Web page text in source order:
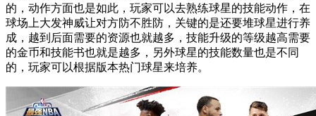
的，动作方面也是如此，玩家可以去熟练球星的技能动作，在
球场上大发神威让对方防不胜防，关键的是还要堆球星进行养
成，越到后面需要的资源也就越多，技能升级的等级越高需要
的金币和技能书也就是越多，另外球星的技能数量也是不同
的，玩家可以根据版本热门球星来培养。